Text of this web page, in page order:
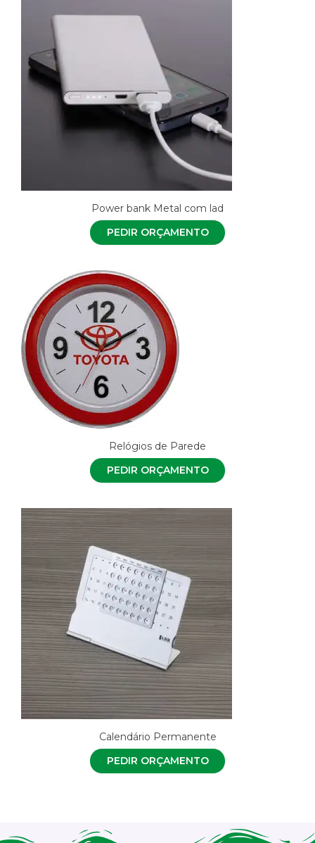
Power bank Metal com lad
PEDIR ORÇAMENTO
Relógios de Parede
PEDIR ORÇAMENTO
Calendário Permanente
PEDIR ORÇAMENTO